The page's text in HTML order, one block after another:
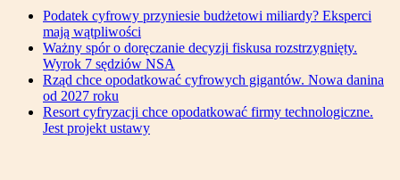
Podatek cyfrowy przyniesie budżetowi miliardy? Eksperci
mają wątpliwości
Ważny spór o doręczanie decyzji fiskusa rozstrzygnięty.
Wyrok 7 sędziów NSA
Rząd chce opodatkować cyfrowych gigantów. Nowa danina
od 2027 roku
Resort cyfryzacji chce opodatkować firmy technologiczne.
Jest projekt ustawy